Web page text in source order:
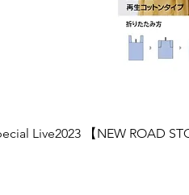
Live2023 【NEW ROAD